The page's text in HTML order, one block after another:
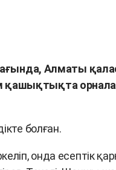
Алматы
қашықтықта
болған.
онда есептік